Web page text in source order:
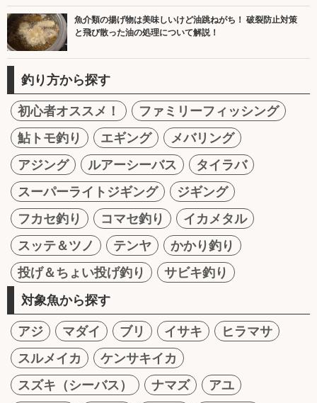
魚介類の揚げ物は美味しいけど油跳ねがち！ 破裂防止対策
と飛び散った油の処理について解説！
釣り方から探す
初心者オススメ！
ファミリーフィッシング
鮎トモ釣り
エギング
メバリング
アジング
ルアーシーバス
タイラバ
スーパーライトジギング
ジギング
フカセ釣り
コマセ釣り
イカメタル
スッテ＆ツノ
テンヤ
かかり釣り
投げ＆ちょい投げ釣り
サビキ釣り
対象魚から探す
アジ マダイ ブリ イサキ
ヒラマサ
スルメイカ
ケンサキイカ
スズキ（シーバス）
ナマズ
アユ